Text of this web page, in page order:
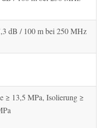
dB / 100 m bei 250 MHz
≥ 13,5 MPa, Isolierung ≥